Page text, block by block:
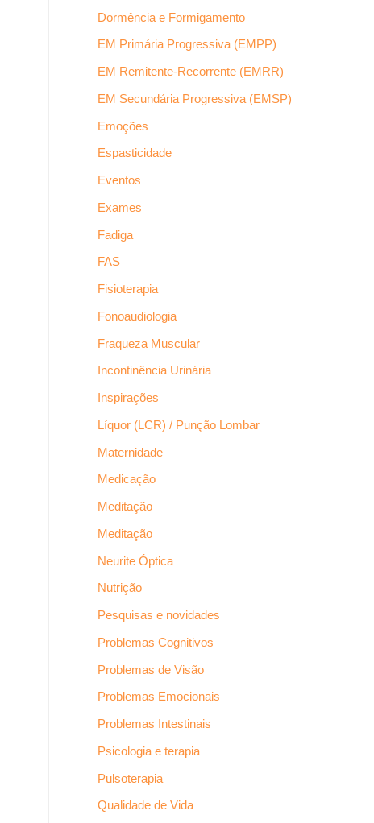
Dormência e Formigamento
EM Primária Progressiva (EMPP)
EM Remitente-Recorrente (EMRR)
EM Secundária Progressiva (EMSP)
Emoções
Espasticidade
Eventos
Exames
Fadiga
FAS
Fisioterapia
Fonoaudiologia
Fraqueza Muscular
Incontinência Urinária
Inspirações
Líquor (LCR) / Punção Lombar
Maternidade
Medicação
Meditação
Meditação
Neurite Óptica
Nutrição
Pesquisas e novidades
Problemas Cognitivos
Problemas de Visão
Problemas Emocionais
Problemas Intestinais
Psicologia e terapia
Pulsoterapia
Qualidade de Vida